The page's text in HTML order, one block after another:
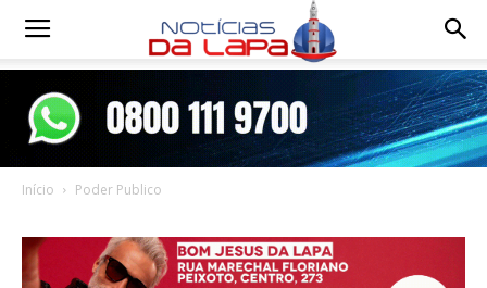
Notícias
Início Poder Publico